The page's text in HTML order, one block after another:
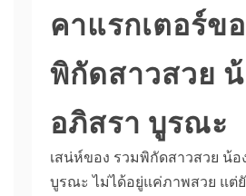
คาแรกเตอร์ข
พิกัดสาวสวย
อภิสรา บูรณะ
เสน่ห์ของ รวมพิกัดสาวสวย น้อ
บูรณะ ไม่ได้อยู่แค่ภาพสวย แต่